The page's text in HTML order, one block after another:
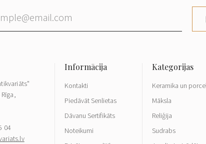
04
Kontakti
Piedāvāt Senlietas
Dāvanu Sertifikāts
Noteikumi
Keramika un
Māksla
Reliģija
Sudrabs